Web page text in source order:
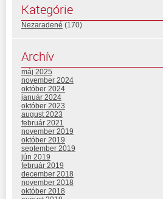
Kategórie
Nezaradené (170)
Archív
máj 2025
november 2024
október 2024
január 2024
október 2023
august 2023
február 2021
november 2019
október 2019
september 2019
jún 2019
február 2019
december 2018
november 2018
október 2018